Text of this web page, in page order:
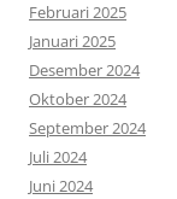
Februari 2025
Januari 2025
Desember 2024
Oktober 2024
September 2024
Juli 2024
Juni 2024